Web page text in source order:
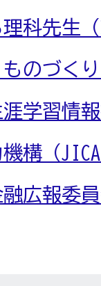
科先生
のづく
学習情
機構（
広報委